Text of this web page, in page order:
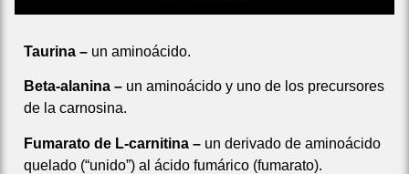
Taurina – un aminoácido.
Beta-alanina – un aminoácido y uno de los precursores
de la carnosina.
Fumarato de L-carnitina – un derivado de aminoácido
quelado (“unido”) al ácido fumárico (fumarato).